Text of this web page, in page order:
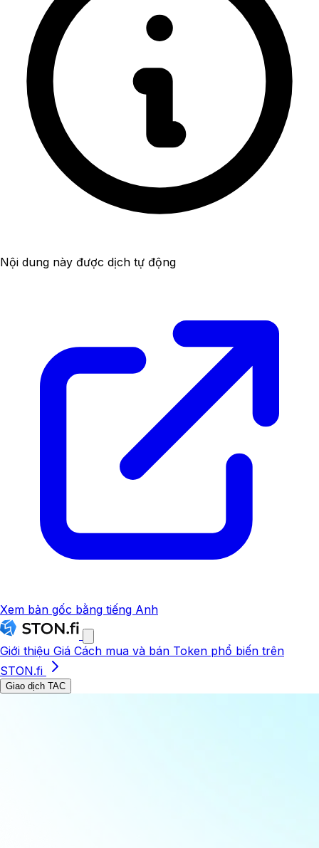
Nội dung này được dịch tự động
Xem bản gốc bằng tiếng Anh
Giới thiệu Giá Cách mua và bán Token phổ biến trên
STON.fi
Giao dịch TAC